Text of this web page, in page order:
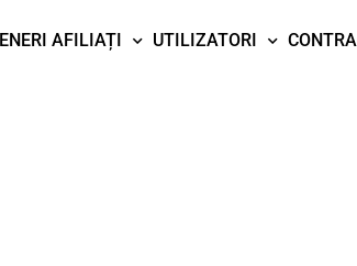
AFILIAȚI UTILIZATORI